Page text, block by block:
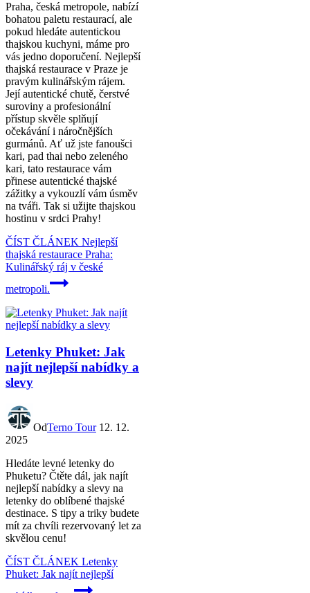
Praha, česká metropole, nabízí
bohatou paletu restaurací, ale
pokud hledáte autentickou
thajskou kuchyni, máme pro
vás jedno doporučení. Nejlepší
thajská restaurace v Praze je
pravým kulinářským rájem.
Její autentické chutě, čerstvé
suroviny a profesionální
přístup skvěle splňují
očekávání i náročnějších
gurmánů. Ať už jste fanoušci
kari, pad thai nebo zeleného
kari, tato restaurace vám
přinese autentické thajské
zážitky a vykouzlí vám úsměv
na tváři. Tak si užijte thajskou
hostinu v srdci Prahy!
ČÍST ČLÁNEK Nejlepší
thajská restaurace Praha:
Kulinářský ráj v české
metropoli.
Letenky Phuket: Jak
najít nejlepší nabídky a
slevy
OdTerno Tour 12. 12.
2025
Hledáte levné letenky do
Phuketu? Čtěte dál, jak najít
nejlepší nabídky a slevy na
letenky do oblíbené thajské
destinace. S tipy a triky budete
mít za chvíli rezervovaný let za
skvělou cenu!
ČÍST ČLÁNEK Letenky
Phuket: Jak najít nejlepší